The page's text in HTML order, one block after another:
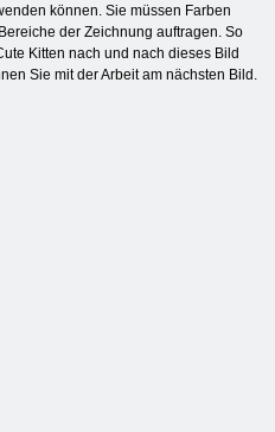
können. Sie müssen Farben
der Zeichnung auftragen. So
Kitten nach und nach dieses Bild
Sie mit der Arbeit am nächsten Bild.